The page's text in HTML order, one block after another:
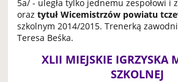
5a/ - uległa tylko jednemu zespołowi i
oraztytuł Wicemistrzów powiatu
szkolnym 2014/2015. Trenerką
Teresa Beśka.
XLII MIEJSKIE IGRZYSKA
SZKOLNEJ